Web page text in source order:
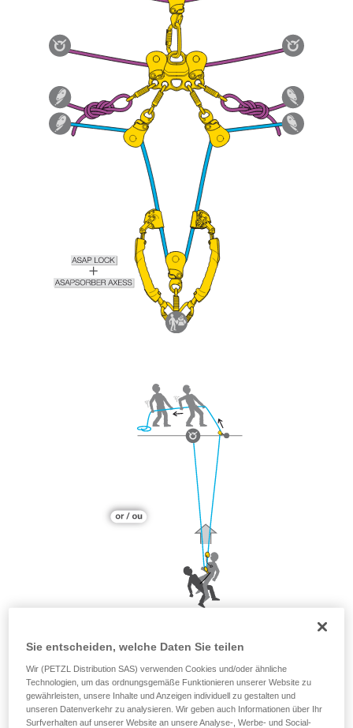
der Gebrauchsanweisung enthaltenen
Informationen richtig verstanden haben.
Die Beherrschung dieser Techniken setzt eine
entsprechende Ausbildung und ein spezielles
Training voraus. Prüfen Sie zusammen mit
einem Profi, ob Sie in der Lage sind, den
Vorgang alleine sicher zu wiederholen, bevor
Sie ihn eigenständig durchführen.
Wir geben Beispiele für die mit Ihrer Aktivität
verbundenen Techniken. Möglicherweise gibt es
noch andere Techniken, die hier nicht
beschrieben werden.
Sie entscheiden, welche Daten Sie teilen
Wir (PETZL Distribution SAS) verwenden Cookies und/oder ähnliche
Technologien, um das ordnungsgemäße Funktionieren unserer Website zu
gewährleisten, unsere Inhalte und Anzeigen individuell zu gestalten und
unseren Datenverkehr zu analysieren. Wir geben auch Informationen über Ihr
Surfverhalten auf unserer Website an unsere Analyse-, Werbe- und Social-